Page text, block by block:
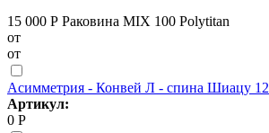
15 000 Р Раковина MIX 100 Polytitan
от
от
Асимметрия - Конвей Л - спина Шиацу 12
Артикул:
0 Р